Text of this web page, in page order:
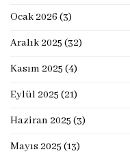
Ocak 2026 (3)
Aralık 2025 (32)
Kasım 2025 (4)
Eylül 2025 (21)
Haziran 2025 (3)
Mayıs 2025 (13)